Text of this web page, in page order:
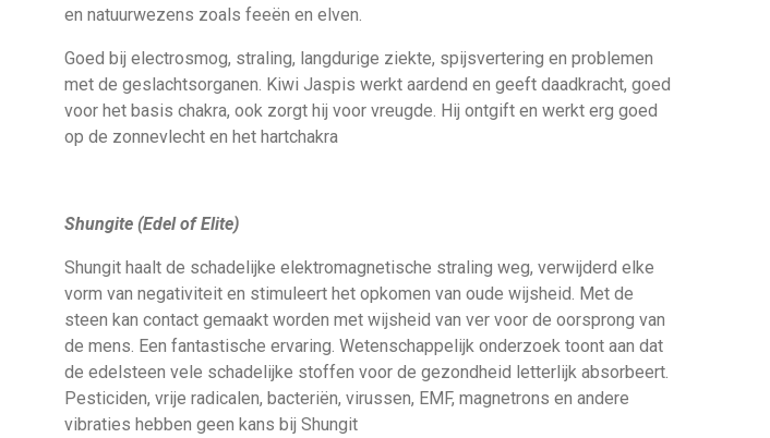
en natuurwezens zoals feeën en elven.
Goed bij electrosmog, straling, langdurige ziekte, spijsvertering en problemen
met de geslachtsorganen. Kiwi Jaspis werkt aardend en geeft daadkracht, goed
voor het basis chakra, ook zorgt hij voor vreugde. Hij ontgift en werkt erg goed
op de zonnevlecht en het hartchakra
Shungite (Edel of Elite)
Shungit haalt de schadelijke elektromagnetische straling weg, verwijderd elke
vorm van negativiteit en stimuleert het opkomen van oude wijsheid. Met de
steen kan contact gemaakt worden met wijsheid van ver voor de oorsprong van
de mens. Een fantastische ervaring. Wetenschappelijk onderzoek toont aan dat
de edelsteen vele schadelijke stoffen voor de gezondheid letterlijk absorbeert.
Pesticiden, vrije radicalen, bacteriën, virussen, EMF, magnetrons en andere
vibraties hebben geen kans bij Shungit